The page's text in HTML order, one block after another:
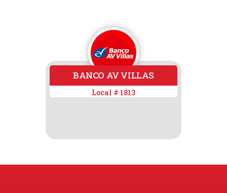
BANCO AV VILLAS
Local # 1813